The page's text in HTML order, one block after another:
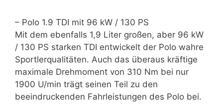
– Polo 1.9 TDI mit 96 kW / 130 PS
Mit dem ebenfalls 1,9 Liter großen, aber 96 kW
/ 130 PS starken TDI entwickelt der Polo wahre
Sportlerqualitäten. Auch das überaus kräftige
maximale Drehmoment von 310 Nm bei nur
1900 U/min trägt seinen Teil zu den
beeindruckenden Fahrleistungen des Polo bei.